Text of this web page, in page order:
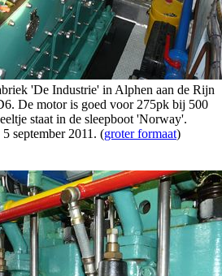
'De Industrie' in Alphen aan de Rijn
De motor is goed voor 275pk bij 500
staat in de sleepboot 'Norway'.
september 2011. (groter formaat)